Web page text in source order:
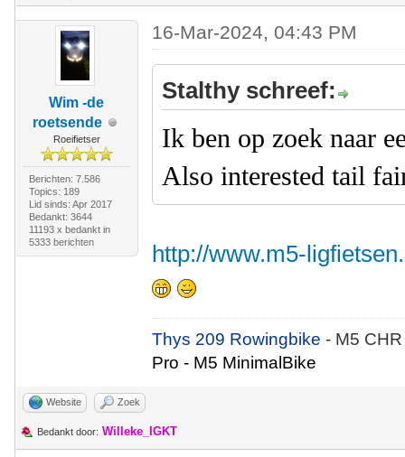
Wim -de
roetsende
Roeifietser
Berichten: 7.586
Topics: 189
Lid sinds: Apr 2017
Bedankt: 3644
11193 x bedankt in
5333 berichten
16-Mar-2024, 04:43 PM
Stalthy schreef:
Ik ben op zoek naar
Also interested tail
http://www.m5-
Thys 209 Rowingbike- M5
Pro - M5 MinimalBike
Website Zoek
Bedankt door: Willeke_IGKT